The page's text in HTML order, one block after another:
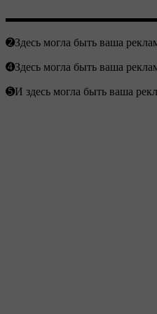
➋Здесь могла быть ваша
➍Здесь могла быть ваша
➎И здесь могла быть ваша